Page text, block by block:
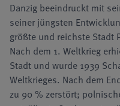
Danzig beeindruckt mit
seiner jüngsten
größte und reichste Stadt
Nach dem 1. Weltkrieg
Stadt und wurde 1939
Weltkrieges. Nach dem
zu 90 % zerstört;